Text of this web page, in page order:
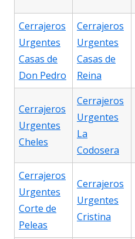
Cerrajeros
Urgentes
Casas de
Don Pedro
Cerrajeros
Urgentes
Casas de
Reina
Cerrajeros
Urgentes
Cheles
Cerrajeros
Urgentes
La
Codosera
Cerrajeros
Urgentes
Corte de
Peleas
Cerrajeros
Urgentes
Cristina